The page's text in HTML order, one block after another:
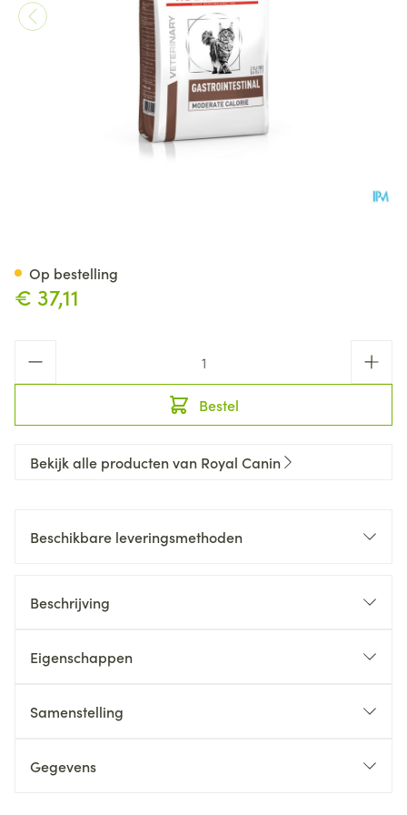
€ 37,11
Bestel
Op bestelling
Bekijk alle producten van Royal Canin
Beschikbare leveringsmethoden
Beschrijving
Eigenschappen
Samenstelling
Gegevens